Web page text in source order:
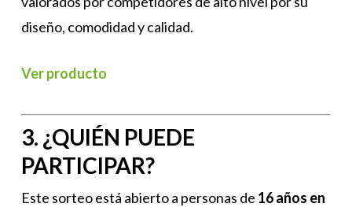
diseño, comodidad y calidad.
Ver producto
3. ¿QUIÉN PUEDE
PARTICIPAR?
Este sorteo está abierto a personas de 16 años en